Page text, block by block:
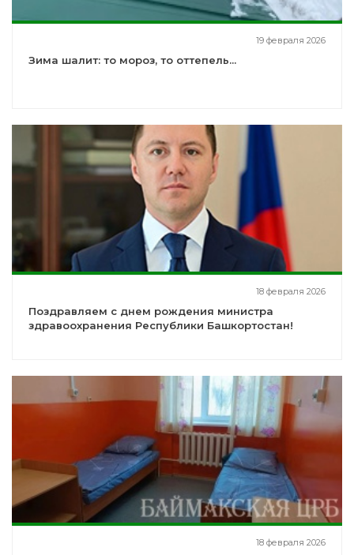
19 февраля 2026
Зима шалит: то мороз, то оттепель...
18 февраля 2026
Поздравляем с днем рождения министра
здравоохранения Республики Башкортостан!
18 февраля 2026